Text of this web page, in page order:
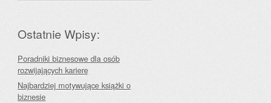
Ostatnie Wpisy:
Poradniki biznesowe dla osób
rozwijających karierę
Najbardziej motywujące książki o
biznesie